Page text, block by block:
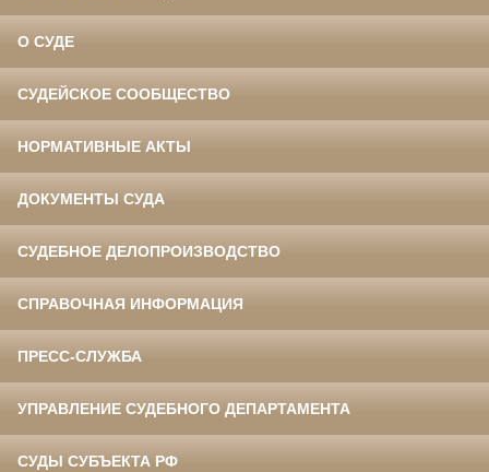
О СУДЕ
СУДЕЙСКОЕ СООБЩЕСТВО
НОРМАТИВНЫЕ АКТЫ
ДОКУМЕНТЫ СУДА
СУДЕБНОЕ ДЕЛОПРОИЗВОДСТВО
СПРАВОЧНАЯ ИНФОРМАЦИЯ
ПРЕСС-СЛУЖБА
УПРАВЛЕНИЕ СУДЕБНОГО ДЕПАРТАМЕНТА
СУДЫ СУБЪЕКТА РФ